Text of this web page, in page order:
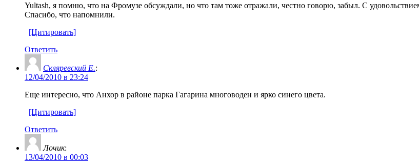
Yultash, я помню, что на Фромузе обсуждали, но что там тоже отражали, честно говорю, забыл. С
Спасибо, что напомнили.
[Цитировать]
Ответить
Скляревский Е.:
12/04/2010 в 23:24
Еще интересно, что Анхор в районе парка Гагарина многоводен и ярко синего цвета.
[Цитировать]
Ответить
Лочик:
13/04/2010 в 00:03